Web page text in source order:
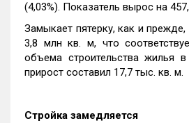
(4,03%). Показатель вырос на
Замыкает пятерку, как и прежде,
3,8 млн кв. м, что
объема строительства жилья в
прирост составил 17,7 тыс. кв. м.
Стройка замедляется